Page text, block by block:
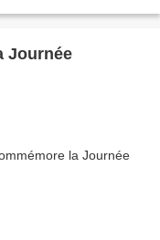
Journée